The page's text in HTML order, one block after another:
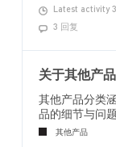
Latest activity
3 回复
关于其他产
其他产品分类
品的细节与问题
其他产品